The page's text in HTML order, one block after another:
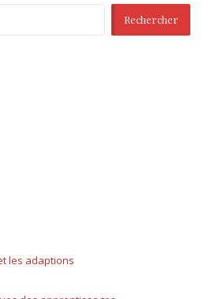
les adaptions